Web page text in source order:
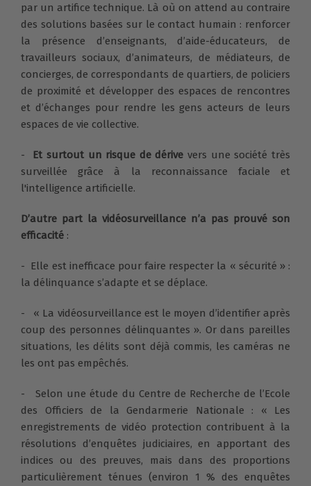
par un artifice technique. Là où on attend au contraire
des solutions basées sur le contact humain : renforcer
la présence d’enseignants, d’aide-éducateurs, de
travailleurs sociaux, d’animateurs, de médiateurs, de
concierges, de correspondants de quartiers, de policiers
de proximité et développer des espaces de rencontres
et d’échanges pour rendre les gens acteurs de leurs
espaces de vie collective.
- Et surtout un risque de dérive vers une société très
surveillée grâce à la reconnaissance faciale et
l'intelligence artificielle.
D’autre part la vidéosurveillance n’a pas prouvé son
efficacité :
- Elle est inefficace pour faire respecter la « sécurité » :
la délinquance s’adapte et se déplace.
- « La vidéosurveillance est le moyen d’identifier après
coup des personnes délinquantes ». Or dans pareilles
situations, les délits sont déjà commis, les caméras ne
les ont pas empêchés.
- Selon une étude du Centre de Recherche de l’Ecole
des Officiers de la Gendarmerie Nationale : « Les
enregistrements de vidéo protection contribuent à la
résolutions d’enquêtes judiciaires, en apportant des
indices ou des preuves, mais dans des proportions
particulièrement ténues (environ 1 % des enquêtes